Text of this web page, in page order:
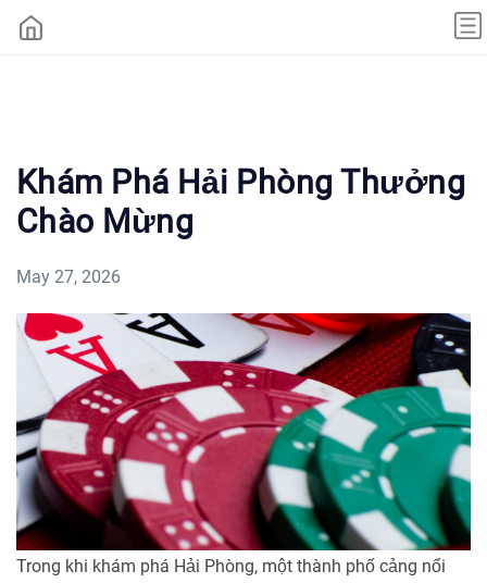
Khám Phá Hải Phòng Thưởng
Chào Mừng
May 27, 2026
Trong khi khám phá Hải Phòng, một thành phố cảng nổi